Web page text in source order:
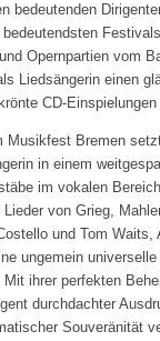
bedeutenden
Opernpartien vom
Liedsängerin einen
CD-
Musikfest Bremen
in einem
im vokalen
von Grieg,
und Tom Waits,
ungemein
ihrer perfekten
durchdachter
Souveränität